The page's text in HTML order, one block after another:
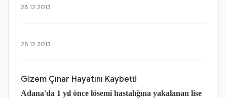
28.12.2013
28.12.2013
Gizem Çınar Hayatını Kaybetti
Adana'da 1 yıl önce lösemi hastalığına yakalanan lise